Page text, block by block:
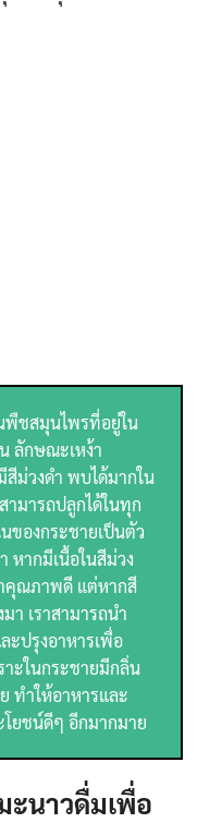
พืชสมุนไพรที่อยู่ใน
ลักษณะเหง้า
ม่วงดำ พบได้มากใน
ามารถปลูกได้ในทุก
ของกระชายเป็นตัว
ากมีเนื้อในสีม่วง
คุณภาพดี แต่หากสี
เราสามารถนำ
ะปรุงอาหารเพื่อ
าะในกระชายมีกลิ่น
ทำให้อาหารและ
ยชน์ดีๆ อีกมากมาย
ะนาวดื่มเพื่อ